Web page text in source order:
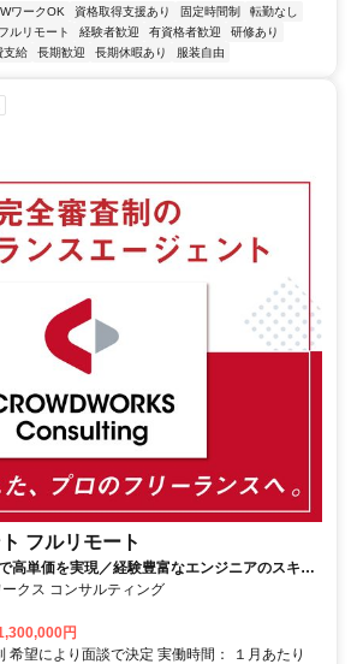
ワークOK 資格取得支援あり 固定時間制
転勤なし
フルリモート 経験者歓迎 有資格者歓迎
研修あり
支給 長期歓迎 長期休暇あり 服装自由
フルリモート
高単価を実現／経験豊富なエンジニアのスキル
有
クス コンサルティング
円
希望により面談で決定 実働時間： １月あたり